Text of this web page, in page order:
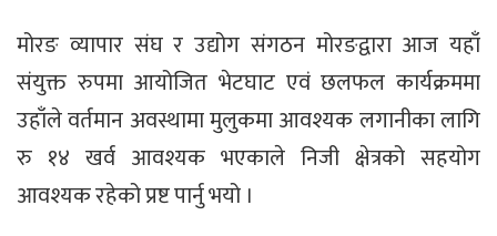
मोरङ व्यापार संघ र उद्योग संगठन मोरङद्वारा आज यहाँ
संयुक्त रुपमा आयोजित भेटघाट एवं छलफल कार्यक्रममा
उहाँले वर्तमान अवस्थामा मुलुकमा आवश्यक लगानीका लागि
रु १४ खर्व आवश्यक भएकाले निजी क्षेत्रको सहयोग
आवश्यक रहेको प्रष्ट पार्नु भयो ।